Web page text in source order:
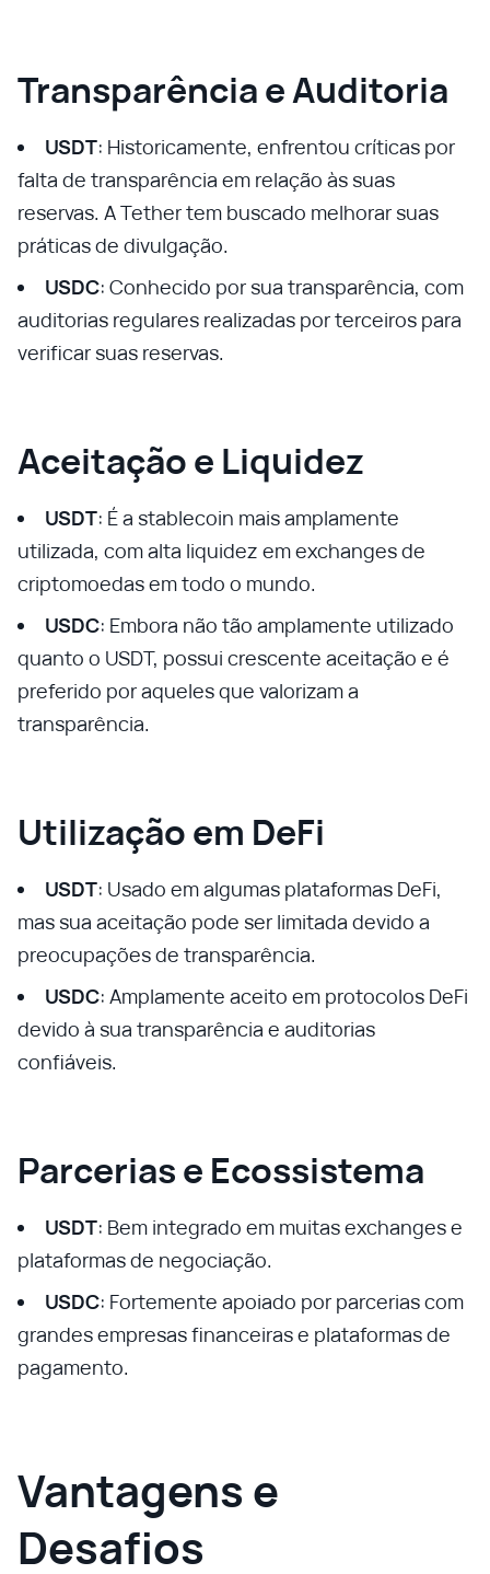
Transparência e Auditoria
USDT: Historicamente, enfrentou críticas por
falta de transparência em relação às suas
reservas. A Tether tem buscado melhorar suas
práticas de divulgação.
USDC: Conhecido por sua transparência, com
auditorias regulares realizadas por terceiros para
verificar suas reservas.
Aceitação e Liquidez
USDT: É a stablecoin mais amplamente
utilizada, com alta liquidez em exchanges de
criptomoedas em todo o mundo.
USDC: Embora não tão amplamente utilizado
quanto o USDT, possui crescente aceitação e é
preferido por aqueles que valorizam a
transparência.
Utilização em DeFi
USDT: Usado em algumas plataformas DeFi,
mas sua aceitação pode ser limitada devido a
preocupações de transparência.
USDC: Amplamente aceito em protocolos DeFi
devido à sua transparência e auditorias
confiáveis.
Parcerias e Ecossistema
USDT: Bem integrado em muitas exchanges e
plataformas de negociação.
USDC: Fortemente apoiado por parcerias com
grandes empresas financeiras e plataformas de
pagamento.
Vantagens e
Desafios